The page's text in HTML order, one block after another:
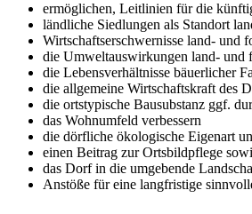
ermöglichen, Leitlinien für die
ländliche Siedlungen als Standort
Wirtschaftserschwernisse land- und
die Umweltauswirkungen land- und
die Lebensverhältnisse bäuerlicher
die allgemeine Wirtschaftskraft des
die ortstypische Bausubstanz ggf.
das Wohnumfeld verbessern
die dörfliche ökologische Eigenart
einen Beitrag zur Ortsbildpflege
das Dorf in die umgebende
Anstöße für eine langfristige